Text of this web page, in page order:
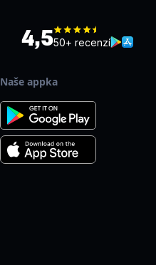
4,550+ recenzí
Naše appka